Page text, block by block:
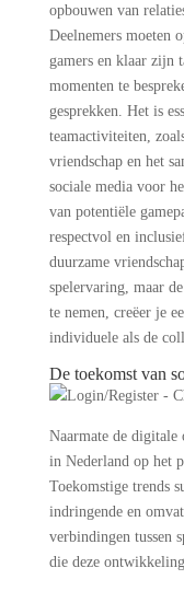
opbouwen van
Deelnemers moeten
gamers en klaar zijn
momenten te
gesprekken. Het is
teamactiviteiten,
vriendschap en het
sociale media voor
van potentiële
respectvol en
duurzame
spelervaring, maar
te nemen, creëer je
individuele als de
De toekomst van
Naarmate de digitale
in Nederland op het
Toekomstige trends
indringende en
verbindingen tussen
die deze